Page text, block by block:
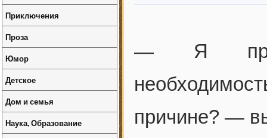
— Я
причине? —
Приключения
Проза
Юмор
Детское
Дом и семья
Наука, Образование